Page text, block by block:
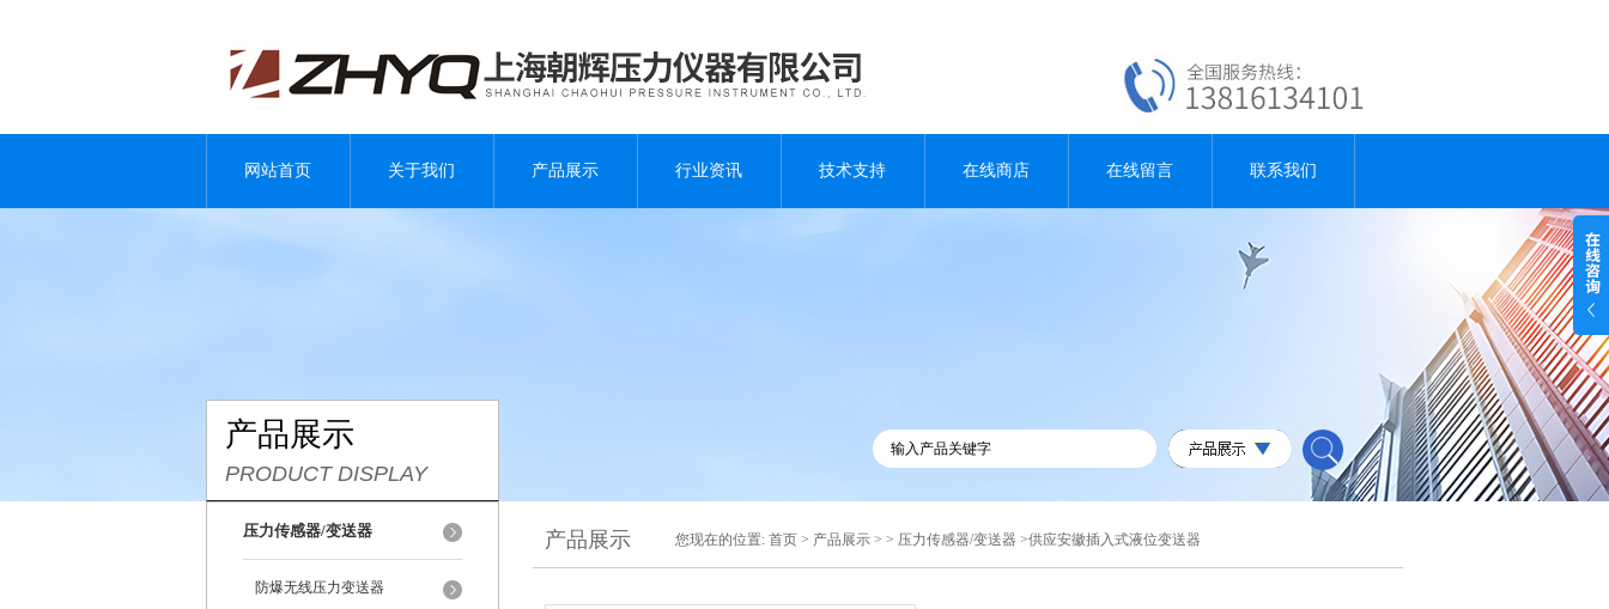
网站首页 关于我们 产品展示 行业资讯 技术支持 在线商店 在线留言 联系我们
产品展示
PRODUCT DISPLAY
压力传感器/变送器
防爆无线压力变送器
产品展示 您现在的位置: 首页 > 产品展示 > > 压力传感器/变送器 >供应安徽插入式液位变送器